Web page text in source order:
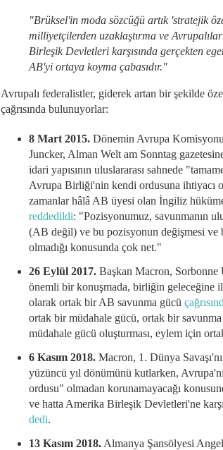
"Brüksel'in moda sözcüğü artık 'stratejik
milliyetçilerden uzaklaştırma ve
Birleşik Devletleri karşısında gerçekten
AB'yi ortaya koyma çabasıdır."
Avrupalı ​​federalistler, giderek artan bir şekilde
çağrısında bulunuyorlar:
8 Mart 2015. Dönemin Avrupa
Juncker, Alman Welt am Sonntag
idari yapısının uluslararası sahnede
Avrupa Birliği'nin kendi ordusuna ihtiyacı
zamanlar hâlâ AB üyesi olan İngiliz
reddedildi: "Pozisyonumuz, savunmanın
(AB değil) ve bu pozisyonun değişmesi ve
olmadığı konusunda çok net."
26 Eylül 2017. Başkan Macron, Sorbonne
önemli bir konuşmada, birliğin geleceğine
olarak ortak bir AB savunma gücü
ortak bir müdahale gücü, ortak bir
müdahale gücü oluşturması, eylem için
6 Kasım 2018. Macron, 1. Dünya
yüzüncü yıl dönümünü kutlarken,
ordusu" olmadan korunamayacağı
ve hatta Amerika Birleşik Devletleri'ne
dedi.
13 Kasım 2018. Almanya Şansölyesi